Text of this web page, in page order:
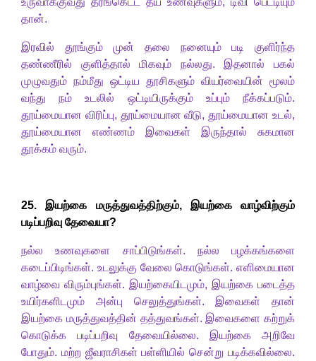
தான்.
இரவில் தூங்கும் முன் தலை நனையும் படி குளிர்ந்த
தண்ணீரில் குளித்தால் மிகவும் நல்லது. இதனால் பகல்
முழுவதும் நம்மீது ஒட்டிய தூசிகளும் வியர்வையின் மூலம்
வந்து நம் உடலில் ஒட்டியிருக்கும் உப்பும் நீக்கப்படும்.
தூய்மையான விரிப்பு, தூய்மையான வீடு,தூய்மையான உடல்,
தூய்மையான எண்ணம் இவைகள் இருந்தால் சுகமான
தூக்கம் வரும்.
25. இயற்கை மருத்துவத்திற்கும், இயற்கை வாழ்விற்கும்
படிப்பறிவு தேவையா?
நல்ல உணவுகளை சாப்பிடுங்கள். நல்ல பழக்கங்களை
கடைப்பிடிங்கள். உடலுக்கு வேலை கொடுங்கள். எளிமையான
வாழ்வை விரும்புங்கள். இயற்கையிடமும், இயற்கை படைத்த
உயிர்களிடமும் அன்பு செலுத்துங்கள். இவைகள் தான்
இயற்கை மருத்துவத்தின் தத்துவங்கள். இவைகளை கற்றுக்
கொடுக்க படிப்பறிவு தேவையில்லை. இயற்கை அறிவே
போதும். மற்ற ஜீவராசிகள் பள்ளியில் சென்று படிக்கவில்லை.